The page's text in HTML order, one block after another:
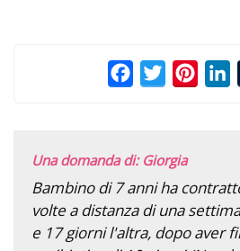
FacebookTwitter
Una domanda di: Giorgia
Bambino di 7 anni ha
volte a distanza di una
e 17 giorni l'altra, dopo aver